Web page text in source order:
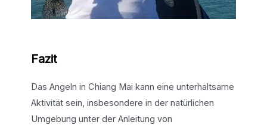
Fazit
Das Angeln in Chiang Mai kann eine unterhaltsame
Aktivität sein, insbesondere in der natürlichen
Umgebung unter der Anleitung von